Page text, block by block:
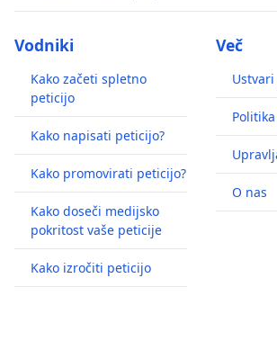
Vodniki
Kako začeti spletno
peticijo
Kako napisati peticijo?
Kako promovirati peticijo?
Kako doseči medijsko
pokritost vaše peticije
Kako izročiti peticijo
Več
O nas